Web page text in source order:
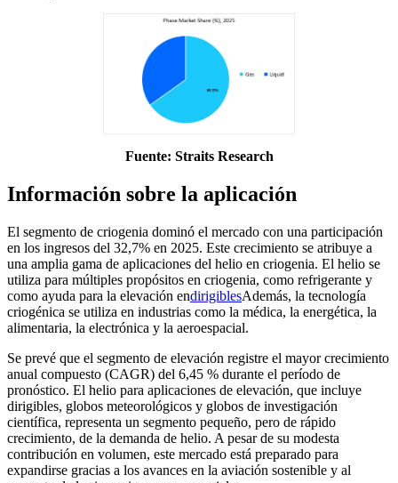
Fuente: Straits Research
Información sobre la aplicación
El segmento de criogenia dominó el mercado con una participación
en los ingresos del 32,7% en 2025. Este crecimiento se atribuye a
una amplia gama de aplicaciones del helio en criogenia. El helio se
utiliza para múltiples propósitos en criogenia, como refrigerante y
como ayuda para la elevación endirigiblesAdemás, la tecnología
criogénica se utiliza en industrias como la médica, la energética, la
alimentaria, la electrónica y la aeroespacial.
Se prevé que el segmento de elevación registre el mayor crecimiento
anual compuesto (CAGR) del 6,45 % durante el período de
pronóstico. El helio para aplicaciones de elevación, que incluye
dirigibles, globos meteorológicos y globos de investigación
científica, representa un segmento pequeño, pero de rápido
crecimiento, de la demanda de helio. A pesar de su modesta
contribución en volumen, este mercado está preparado para
expandirse gracias a los avances en la aviación sostenible y al